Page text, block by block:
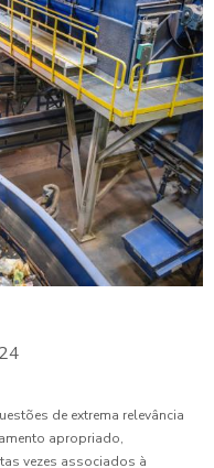
de extrema relevância
apropriado,
vezes associados à